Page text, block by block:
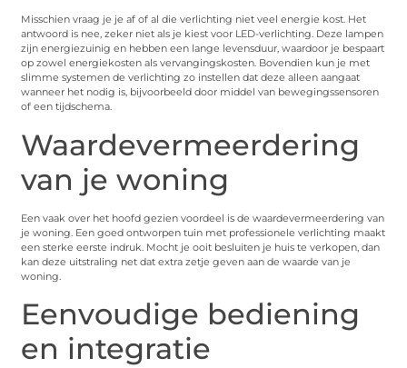
Misschien vraag je je af of al die verlichting niet veel energie kost. Het
antwoord is nee, zeker niet als je kiest voor LED-verlichting. Deze lampen
zijn energiezuinig en hebben een lange levensduur, waardoor je bespaart
op zowel energiekosten als vervangingskosten. Bovendien kun je met
slimme systemen de verlichting zo instellen dat deze alleen aangaat
wanneer het nodig is, bijvoorbeeld door middel van bewegingssensoren
of een tijdschema.
Waardevermeerdering
van je woning
Een vaak over het hoofd gezien voordeel is de waardevermeerdering van
je woning. Een goed ontworpen tuin met professionele verlichting maakt
een sterke eerste indruk. Mocht je ooit besluiten je huis te verkopen, dan
kan deze uitstraling net dat extra zetje geven aan de waarde van je
woning.
Eenvoudige bediening
en integratie